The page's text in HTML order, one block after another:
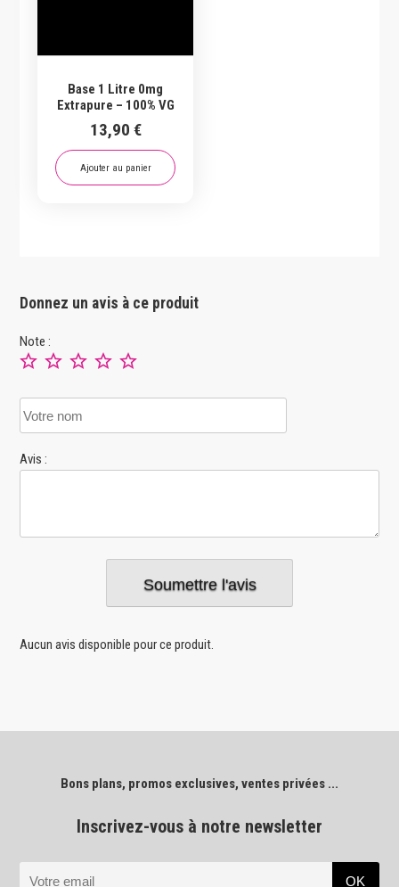
Base 1 Litre 0mg
Extrapure – 100% VG
13,90 €
Ajouter au panier
Donnez un avis à ce produit
Note :
Avis :
Aucun avis disponible pour ce produit.
Bons plans, promos exclusives, ventes privées ...
Inscrivez-vous à notre newsletter